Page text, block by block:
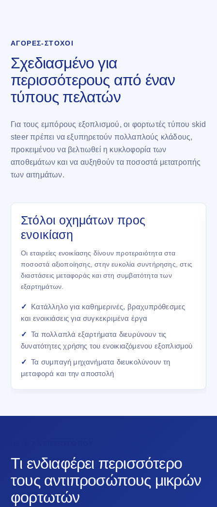
ΑΓΟΡΈΣ-ΣΤΌΧΟΙ
Σχεδιασμένο για
περισσότερους από έναν
τύπους πελατών
Για τους εμπόρους εξοπλισμού, οι φορτωτές τύπου skid
steer πρέπει να εξυπηρετούν πολλαπλούς κλάδους,
προκειμένου να βελτιωθεί η κυκλοφορία των
αποθεμάτων και να αυξηθούν τα ποσοστά μετατροπής
των αιτημάτων.
Στόλοι οχημάτων προς
ενοικίαση
Οι εταιρείες ενοικίασης δίνουν προτεραιότητα στα
ποσοστά αξιοποίησης, στην ευκολία συντήρησης, στις
διαστάσεις μεταφοράς και στη συμβατότητα των
εξαρτημάτων.
Κατάλληλο για καθημερινές, βραχυπρόθεσμες
και ενοικιάσεις για συγκεκριμένα έργα
Τα πολλαπλά εξαρτήματα διευρύνουν τις
δυνατότητες χρήσης του ενοικιαζόμενου εξοπλισμού
Τα συμπαγή μηχανήματα διευκολύνουν τη
μεταφορά και την αποστολή
Τι ενδιαφέρει περισσότερο
τους αντιπροσώπους μικρών
φορτωτών